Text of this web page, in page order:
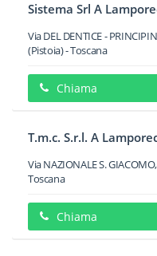
Sistema Srl A
Via DEL DENTICE -
(Pistoia) -Toscana
Chiama
T.m.c. S.r.l. A
Via NAZIONALE S.
Toscana
Chiama